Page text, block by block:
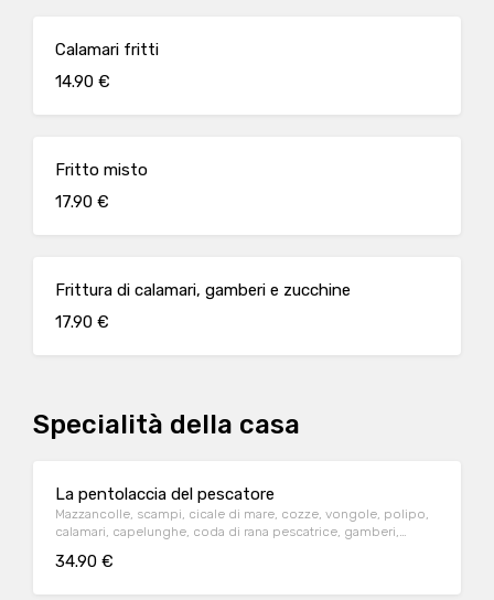
Calamari fritti
14.90 €
Fritto misto
17.90 €
Frittura di calamari, gamberi e zucchine
17.90 €
Specialità della casa
La pentolaccia del pescatore
Mazzancolle, scampi, cicale di mare, cozze, vongole, polipo,
calamari, capelunghe, coda di rana pescatrice, gamberi,
34.90 €